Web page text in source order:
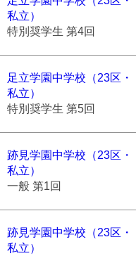
私立）
特別奨学生 第4回
足立学園中学校（23区・
私立）
特別奨学生 第5回
跡見学園中学校（23区・
私立）
一般 第1回
跡見学園中学校（23区・
私立）